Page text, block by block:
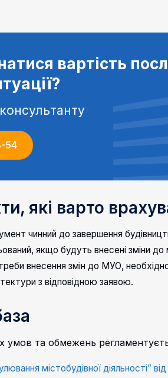
вартість
54
які варто
чинний до завершення
якщо будуть внесені зміни до
внесення змін до МУО,
з відповідною заявою.
умов та обмежень
містобудівної діяльності”